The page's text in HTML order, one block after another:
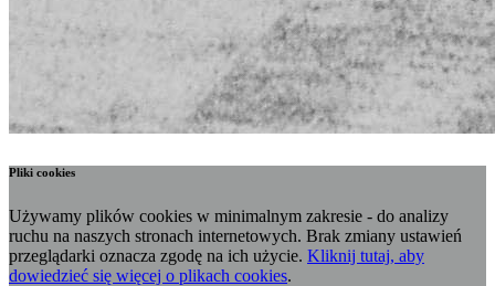
Pliki cookies
Używamy plików cookies w minimalnym zakresie - do analizy
ruchu na naszych stronach internetowych. Brak zmiany ustawień
przeglądarki oznacza zgodę na ich użycie. Kliknij tutaj, aby
dowiedzieć się więcej o plikach cookies.